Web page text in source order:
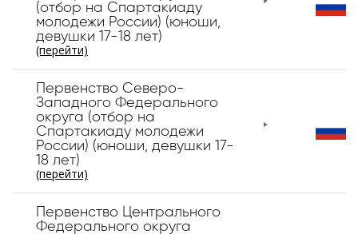
(отбор на Спартакиаду
молодежи России) (юноши,
девушки 17-18 лет)
(перейти)
Первенство Северо-
Западного Федерального
округа (отбор на
Спартакиаду молодежи
России) (юноши, девушки 17-
18 лет)
(перейти)
Первенство Центрального
Федерального округа